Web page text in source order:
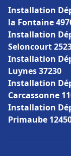
Installation
la Fontaine
Installation
Seloncourt
Installation
Luynes 37230
Installation
Carcassonne
Installation
Primaube